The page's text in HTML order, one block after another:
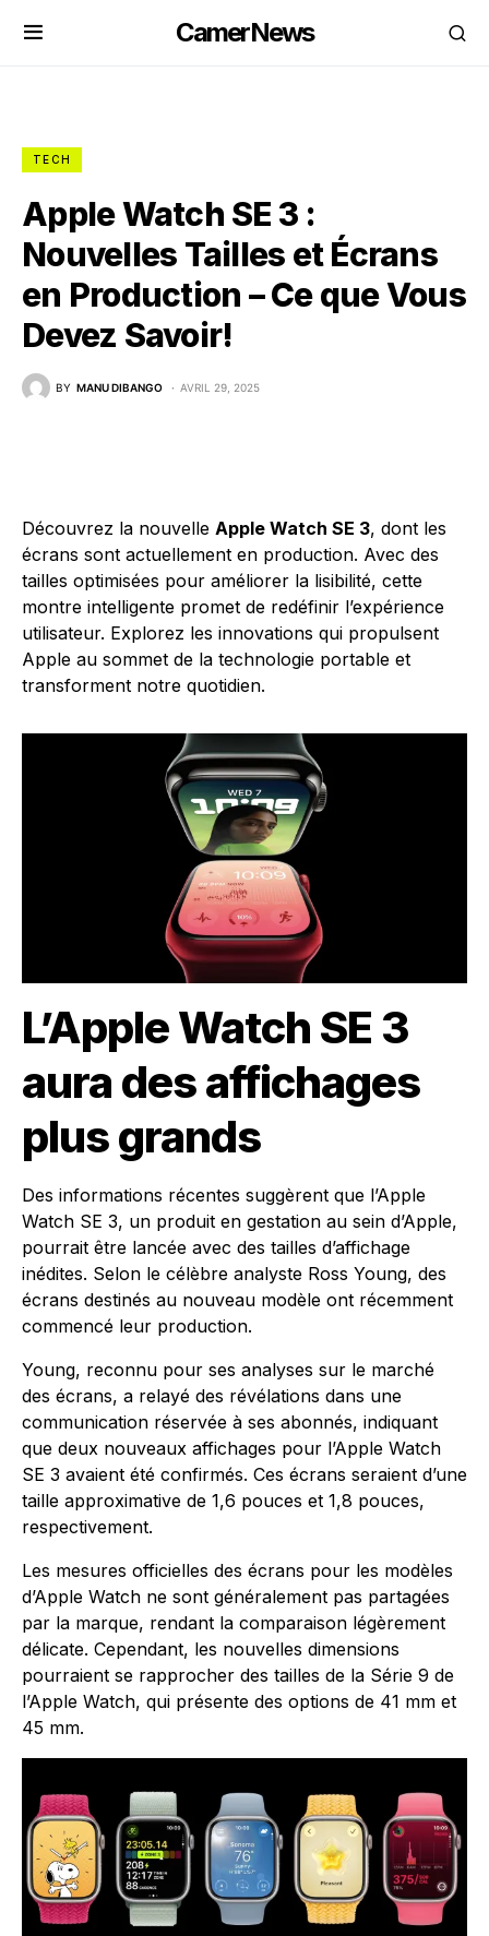
CamerNews
TECH
Apple Watch SE 3 :
Nouvelles Tailles et Écrans
en Production – Ce que Vous
Devez Savoir!
BY MANU DIBANGO AVRIL 29, 2025
Découvrez la nouvelle Apple Watch SE 3, dont les
écrans sont actuellement en production. Avec des
tailles optimisées pour améliorer la lisibilité, cette
montre intelligente promet de redéfinir l’expérience
utilisateur. Explorez les innovations qui propulsent
Apple au sommet de la technologie portable et
transforment notre quotidien.
L’Apple Watch SE 3
aura des affichages
plus grands
Des informations récentes suggèrent que l’Apple
Watch SE 3, un produit en gestation au sein d’Apple,
pourrait être lancée avec des tailles d’affichage
inédites. Selon le célèbre analyste Ross Young, des
écrans destinés au nouveau modèle ont récemment
commencé leur production.
Young, reconnu pour ses analyses sur le marché
des écrans, a relayé des révélations dans une
communication réservée à ses abonnés, indiquant
que deux nouveaux affichages pour l’Apple Watch
SE 3 avaient été confirmés. Ces écrans seraient d’une
taille approximative de 1,6 pouces et 1,8 pouces,
respectivement.
Les mesures officielles des écrans pour les modèles
d’Apple Watch ne sont généralement pas partagées
par la marque, rendant la comparaison légèrement
délicate. Cependant, les nouvelles dimensions
pourraient se rapprocher des tailles de la Série 9 de
l’Apple Watch, qui présente des options de 41 mm et
45 mm.